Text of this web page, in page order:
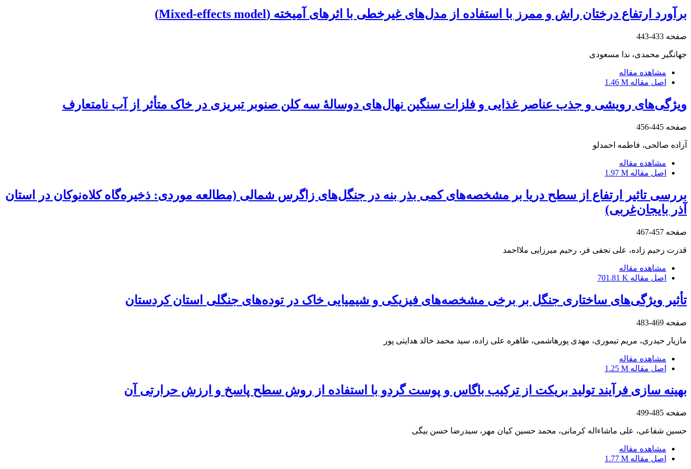
برآورد ارتفاع درختان راش و ممرز با استفاده از مدل‌های غیرخطی با اثرهای آمیخته (Mixed-effects model)
صفحه 433-443
جهانگیر محمدی، ندا مسعودی
مشاهده مقاله
اصل مقاله 1.46 M
ویژگی‌های رویشی و جذب عناصر غذایی و فلزات سنگین نهال‌های دوسالۀ سه کلن صنوبر تبریزی در خاک متأثر از آب نامتعارف
صفحه 445-456
آزاده صالحی، فاطمه احمدلو
مشاهده مقاله
اصل مقاله 1.97 M
بررسی تاثیر ارتفاع از سطح دریا بر مشخصه‌های کمی بذر بنه در جنگل‌های زاگرس شمالی (مطالعه موردی: ذخیره‌گاه کلاه‌نوکان در استان
آذر بایجان‌غربی)
صفحه 457-467
قدرت رحیم زاده، علی نجفی فر، رحیم میرزایی ملااحمد
مشاهده مقاله
اصل مقاله 701.81 K
تأثیر ویژگی‌های ساختاری جنگل بر برخی مشخصه‌های فیزیکی و شیمیایی خاک در توده‌های جنگلی استان کردستان
صفحه 469-483
مازیار حیدری، مریم تیموری، مهدی پورهاشمی، طاهره علی زاده، سید محمد خالد هدایتی پور
مشاهده مقاله
اصل مقاله 1.25 M
بهینه سازی فرآیند تولید بریکت از ترکیب باگاس و پوست گردو با استفاده از روش سطح پاسخ و ارزش حرارتی آن
صفحه 485-499
حسین شفاعی، علی ماشاءاله کرمانی، محمد حسین کیان مهر، سیدرضا حسن بیگی
مشاهده مقاله
اصل مقاله 1.77 M